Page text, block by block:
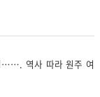
……. 역사 따라 원주 여